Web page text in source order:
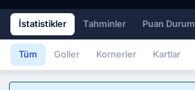
İstatistikler Tahminler Puan
Tüm Goller Kornerler Kartlar